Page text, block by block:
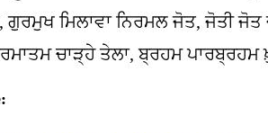
ਗੁਰਮੁਖ ਮਿਲਾਵਾ ਨਿਰਮਲ ਜੋਤ, ਜੋਤੀ
ਚਾੜ੍ਹੇ ਤੇਲਾ, ਬ੍ਰਹਮ ਪਾਰਬ੍ਰਹਮ